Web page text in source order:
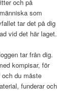
och på
som
tar det på dig
vid det här laget.
tar från dig.
kompisar, för
och du måste
funderar och